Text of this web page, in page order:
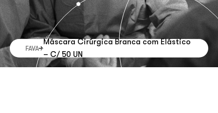
FAVA
Máscara Cirúrgica Branca com Elástico
– C/ 50 UN